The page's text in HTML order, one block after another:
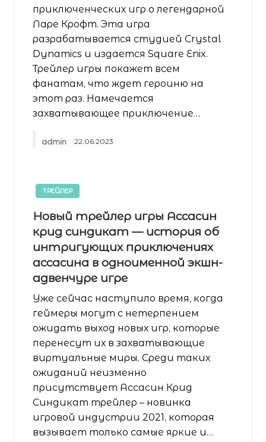
приключенческих игр о легендарной
Ларе Крофт. Эта игра
разрабатывается студией Crystal
Dynamics и издается Square Enix.
Трейлер игры покажет всем
фанатам, что ждет героиню на
этот раз. Намечается
захватывающее приключение…
admin 22.06.2023
ТРЕЙЛЕР
Новый трейлер игры Ассасин
крид синдикат — история об
интригующих приключениях
ассасина в одноименной экшн-
адвенчуре игре
Уже сейчас наступило время, когда
геймеры могут с нетерпением
ожидать выход новых игр, которые
перенесут их в захватывающие
виртуальные миры. Среди таких
ожиданий неизменно
присутствует Ассасин Крид
Синдикат трейлер – новинка
игровой индустрии 2021, которая
вызывает только самые яркие и…